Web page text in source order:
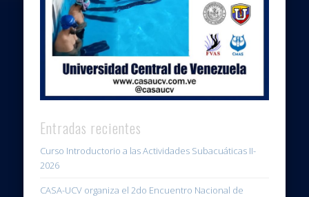
Entradas recientes
Curso Introductorio a las Actividades Subacuáticas II-
2026
CASA-UCV organiza el 2do Encuentro Nacional de